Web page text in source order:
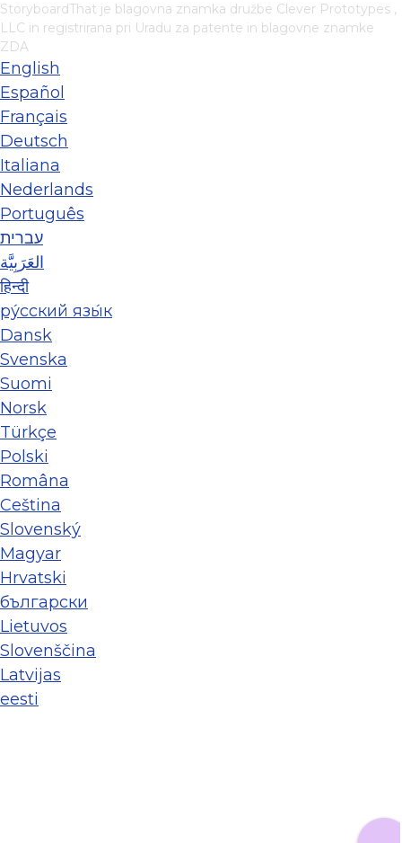
StoryboardThat je blagovna znamka družbe Clever Prototypes ,
LLC in registrirana pri Uradu za patente in blagovne znamke
ZDA
English
Español
Français
Deutsch
Italiana
Nederlands
Português
עברית
العَرَبِيَّة
हिन्दी
ру́сский язы́к
Dansk
Svenska
Suomi
Norsk
Türkçe
Polski
Româna
Ceština
Slovenský
Magyar
Hrvatski
български
Lietuvos
Slovenščina
Latvijas
eesti